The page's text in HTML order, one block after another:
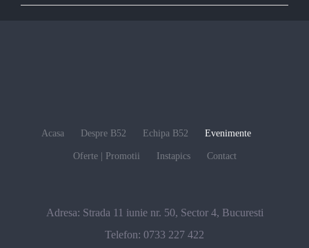
Acasa Despre B52 Echipa B52 Evenimente
Oferte | Promotii Instapics Contact
Adresa: Strada 11 iunie nr. 50, Sector 4, Bucuresti
Telefon: 0733 227 422